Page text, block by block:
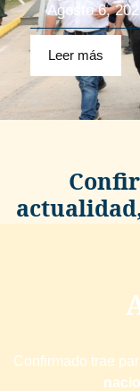
Agosto 6,
Leer más
Confirmado trae